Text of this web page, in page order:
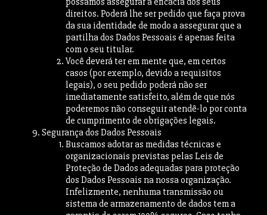
direitos. Poderá lhe ser pedido que faça prova
da sua identidade de modo a assegurar que a
partilha dos Dados Pessoais é apenas feita
com o seu titular.
Você deverá ter em mente que, em certos
casos (por exemplo, devido a requisitos
legais), o seu pedido poderá não ser
imediatamente satisfeito, além de que nós
poderemos não conseguir atendê-lo por conta
de cumprimento de obrigações legais.
Segurança dos Dados Pessoais
Buscamos adotar as medidas técnicas e
organizacionais previstas pelas Leis de
Proteção de Dados adequadas para proteção
dos Dados Pessoais na nossa organização.
Infelizmente, nenhuma transmissão ou
sistema de armazenamento de dados tem a